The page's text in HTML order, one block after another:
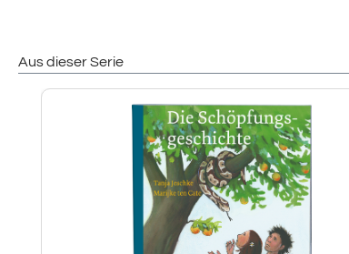
Aus dieser Serie
Produktgalerie überspringen